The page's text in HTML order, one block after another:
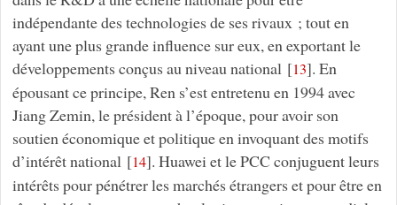
indépendante des technologies de ses rivaux ; tout en
ayant une plus grande influence sur eux, en exportant le
développements conçus au niveau national[13]. En
épousant ce principe, Ren s’est entretenu en 1994 avec
Jiang Zemin, le président à l’époque, pour avoir son
soutien économique et politique en invoquant des motifs
d’intérêt national[14]. Huawei et le PCC conjuguent leurs
intérêts pour pénétrer les marchés étrangers et pour être en